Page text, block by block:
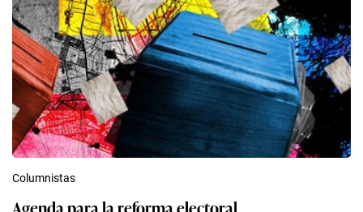
Columnistas
Agenda para la reforma electoral